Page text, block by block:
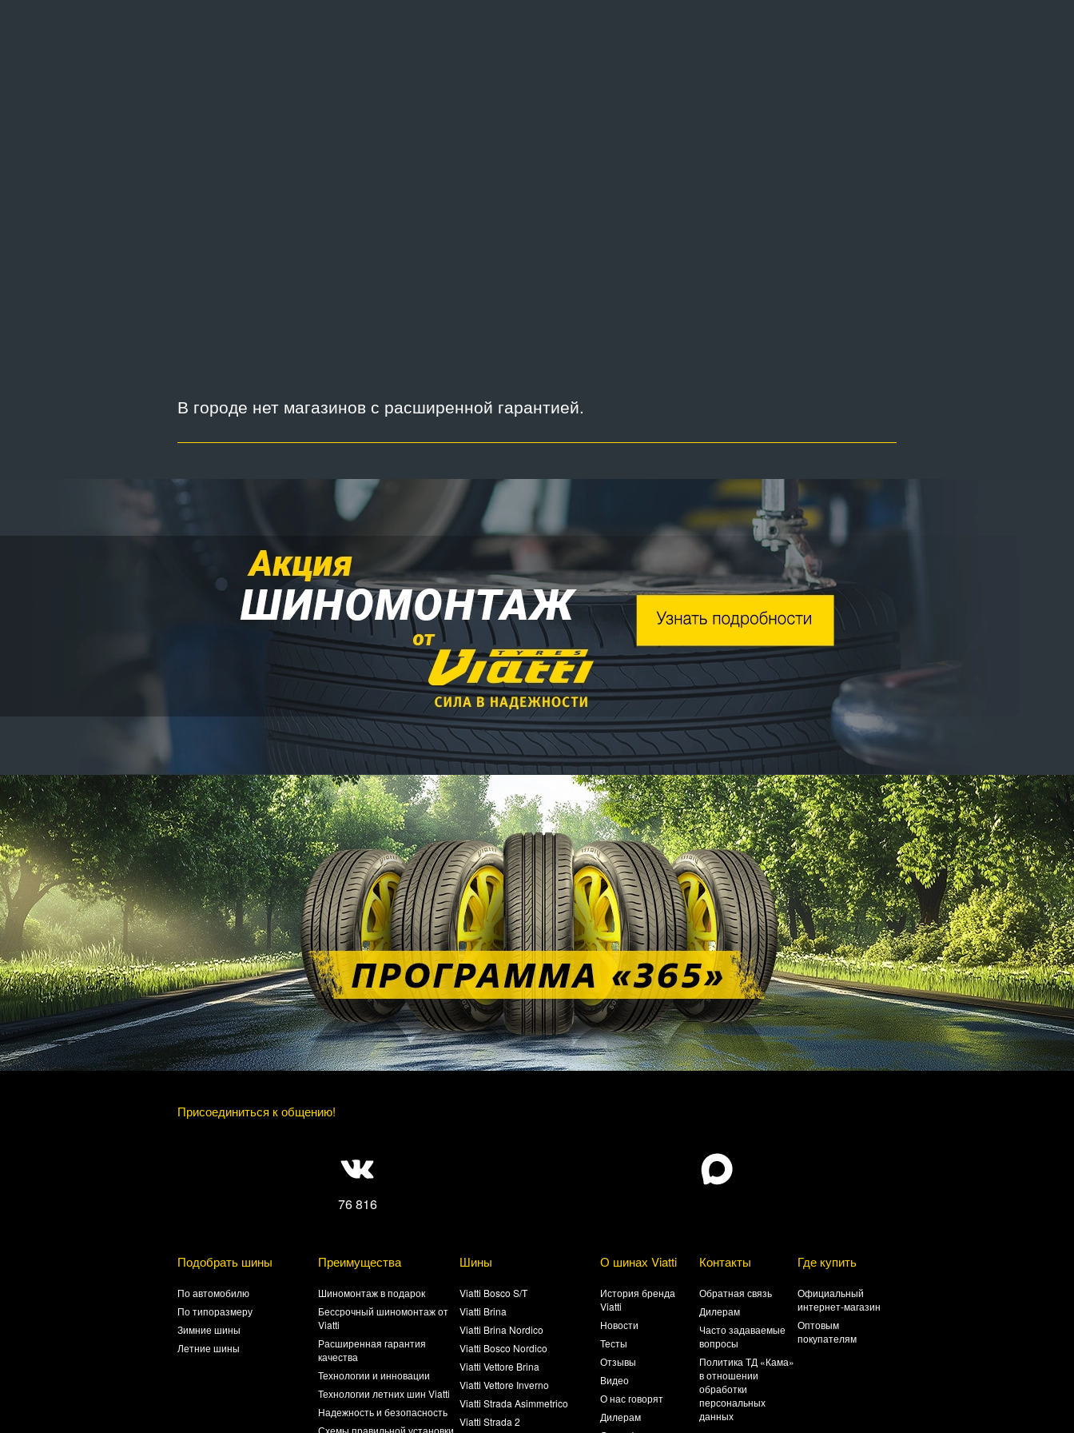
В городе нет магазинов с расширенной гарантией.
Присоединиться к общению!
76 816
Подобрать шины
По автомобилю
По типоразмеру
Зимние шины
Летние шины
Преимущества
Шиномонтаж в подарок
Бессрочный шиномонтаж от
Viatti
Расширенная гарантия
качества
Технологии и инновации
Технологии летних шин Viatti
Надежность и безопасность
Шины
Viatti Bosco S/T
Viatti Brina
Viatti Brina Nordico
Viatti Bosco Nordico
Viatti Vettore Brina
Viatti Vettore Inverno
Viatti Strada Asimmetrico
Viatti Strada 2
О шинах Viatti
История бренда
Viatti
Новости
Тесты
Отзывы
Видео
О нас говорят
Дилерам
Контакты
Обратная связь
Дилерам
Часто задаваемые
вопросы
Политика ТД «Кама»
в отношении
обработки
персональных
данных
Где купить
Официальный
интернет-магазин
Оптовым
покупателям